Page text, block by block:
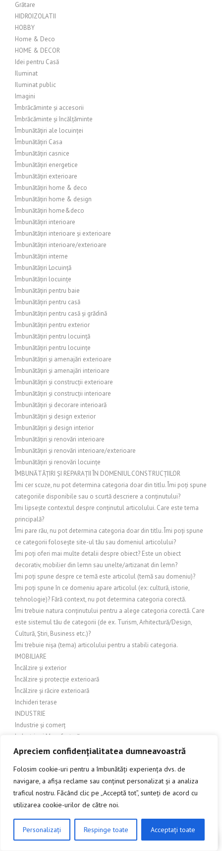
Apreciem confidențialitatea dumneavoastră
Folosim cookie-uri pentru a îmbunătăți experiența dvs. de
navigare, a afișa reclame sau conținut personalizat și a analiza
traficul nostru. Făcând clic pe „Acceptă tot”, sunteți de acord cu
utilizarea cookie-urilor de către noi.
Personalizați Respinge toate Acceptați toate
Grătare
HIDROIZOLATII
HOBBY
Home & Deco
HOME & DECOR
Idei pentru Casă
Iluminat
Iluminat public
Imagini
Îmbrăcăminte și accesorii
Îmbrăcăminte și încălțăminte
Îmbunătățiri ale locuinței
Îmbunătățiri Casa
Îmbunătățiri casnice
Îmbunătățiri energetice
Îmbunătățiri exterioare
Îmbunătățiri home & deco
Îmbunătățiri home & design
Îmbunătățiri home&deco
Îmbunătățiri interioare
Îmbunătățiri interioare și exterioare
Îmbunătățiri interioare/exterioare
Îmbunătățiri interne
Îmbunătățiri Locuință
Îmbunătățiri locuințe
Îmbunătățiri pentru baie
Îmbunătățiri pentru casă
Îmbunătățiri pentru casă și grădină
Îmbunătățiri pentru exterior
Îmbunătățiri pentru locuință
Îmbunătățiri pentru locuințe
Îmbunătățiri și amenajări exterioare
Îmbunătățiri și amenajări interioare
Îmbunătățiri și construcții exterioare
Îmbunătățiri și construcții interioare
Îmbunătățiri și decorare interioară
Îmbunătățiri și design exterior
Îmbunătățiri și design interior
Îmbunătățiri și renovări interioare
Îmbunătățiri și renovări interioare/exterioare
Îmbunătățiri și renovări locuințe
ÎMBUNĂTĂȚIRI ȘI REPARAȚII ÎN DOMENIUL CONSTRUCȚIILOR
Îmi cer scuze, nu pot determina categoria doar din titlu. Îmi poți spune
categoriile disponibile sau o scurtă descriere a conținutului?
Îmi lipsește contextul despre conținutul articolului. Care este tema
principală?
Îmi pare rău, nu pot determina categoria doar din titlu. Îmi poți spune
ce categorii folosește site-ul tău sau domeniul articolului?
Îmi poți oferi mai multe detalii despre obiect? Este un obiect
decorativ, mobilier din lemn sau unelte/artizanat din lemn?
Îmi poți spune despre ce temă este articolul (temă sau domeniu)?
Îmi poți spune în ce domeniu apare articolul (ex: cultură, istorie,
tehnologie)? Fără context, nu pot determina categoria corectă.
Îmi trebuie natura conținutului pentru a alege categoria corectă. Care
este sistemul tău de categorii (de ex. Turism, Arhitectură/Design,
Cultură, Știri, Business etc.)?
Îmi trebuie nișa (tema) articolului pentru a stabili categoria.
IMOBILIARE
Încălzire și exterior
Încălzire și protecție exterioară
Încălzire și răcire exterioară
Inchideri terase
INDUSTRIE
Industrie și comerț
Industrie și Manufactură
Industrie si productie
Industrie textilă
INGINERIE
Îngrijire balcon
Îngrijire exterioară
Îngrijire grădină și amenajări exterioare
Îngrijire grădină și exterior
CLICK AICI PENTRU A DISCUTA